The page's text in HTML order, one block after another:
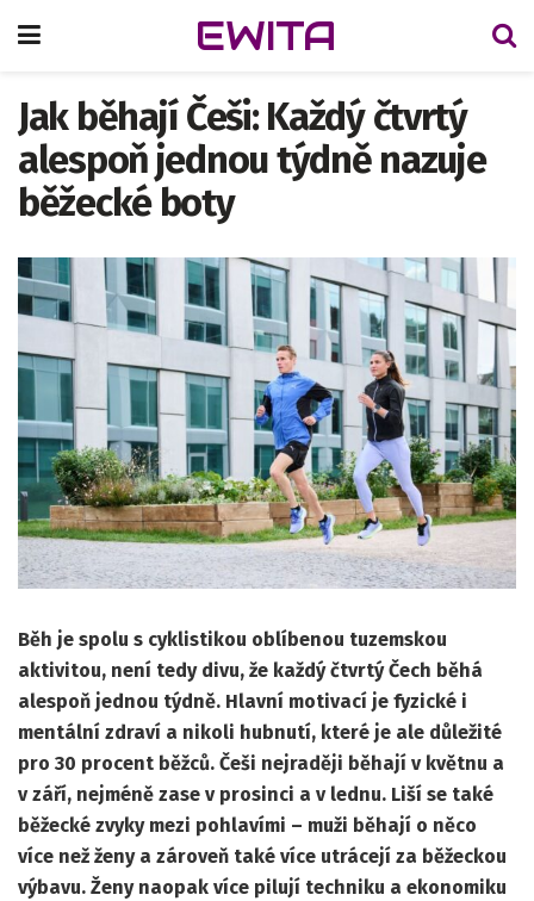
EWITA
Jak běhají Češi: Každý čtvrtý
alespoň jednou týdně nazuje
běžecké boty
Běh je spolu s cyklistikou oblíbenou tuzemskou
aktivitou, není tedy divu, že každý čtvrtý Čech běhá
alespoň jednou týdně. Hlavní motivací je fyzické i
mentální zdraví a nikoli hubnutí, které je ale důležité
pro 30 procent běžců. Češi nejraději běhají v květnu a
v září, nejméně zase v prosinci a v lednu. Liší se také
běžecké zvyky mezi pohlavími – muži běhají o něco
více než ženy a zároveň také více utrácejí za běžeckou
výbavu. Ženy naopak více pilují techniku a ekonomiku